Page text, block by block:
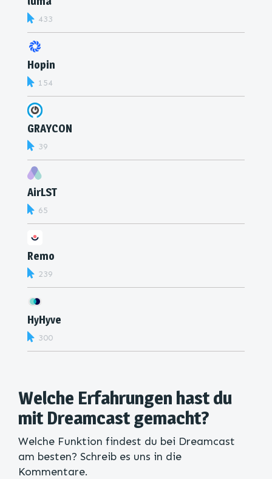
433
Hopin
154
GRAYCON
39
AirLST
65
Remo
239
HyHyve
300
Welche Erfahrungen hast du
mit Dreamcast gemacht?
Welche Funktion findest du bei Dreamcast
am besten? Schreib es uns in die
Kommentare.